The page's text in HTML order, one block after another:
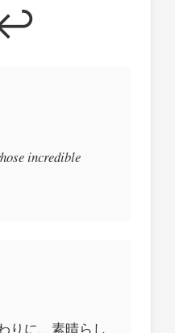
incredible
りに、素晴らし